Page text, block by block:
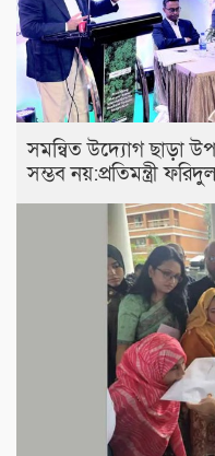
সমন্বিত উদ্যোগ ছাড়া
সম্ভব নয়:প্রতিমন্ত্রী